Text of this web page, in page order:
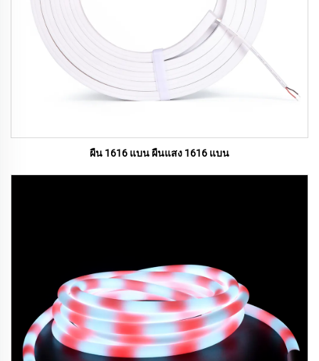
ผืน 1616 แบน ผืนแสง 1616 แบน